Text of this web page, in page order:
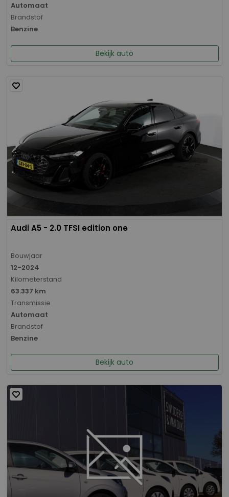
Automaat
Brandstof
Benzine
Bekijk auto
Audi A5 - 2.0 TFSI edition one
Bouwjaar
12-2024
Kilometerstand
63.337 km
Transmissie
Automaat
Brandstof
Benzine
Bekijk auto